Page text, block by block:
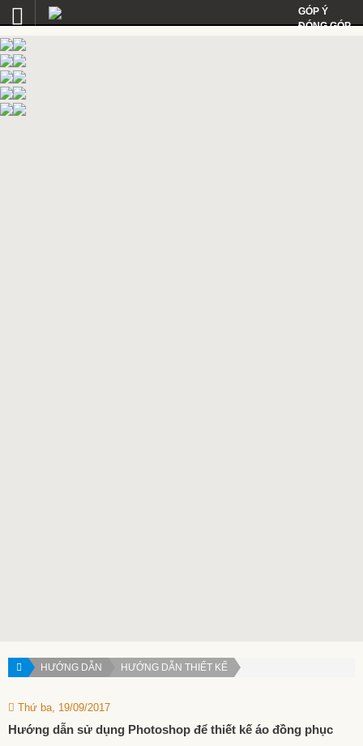
GÓP Ý
ĐÓNG GÓP
HƯỚNG DẪN HƯỚNG DẪN THIẾT KẾ
Thứ ba, 19/09/2017
Hướng dẫn sử dụng Photoshop để thiết kế áo đồng phục